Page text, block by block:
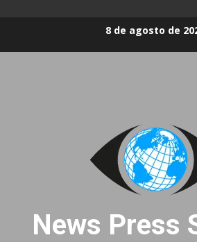
8 de agosto de
News Press